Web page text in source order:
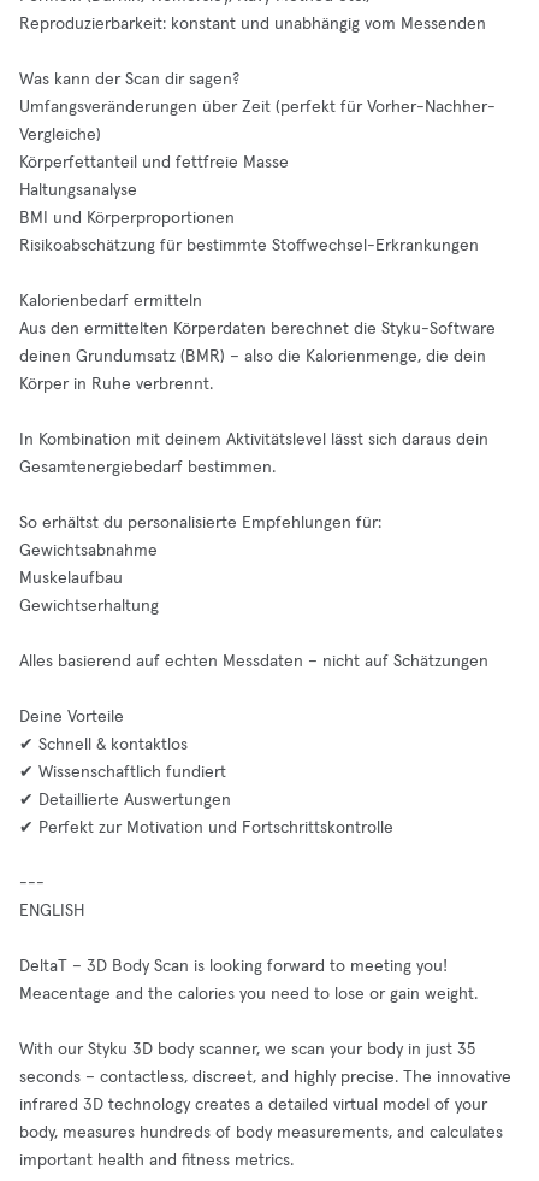
Reproduzierbarkeit: konstant und unabhängig vom Messenden
Was kann der Scan dir sagen?
Umfangsveränderungen über Zeit (perfekt für Vorher-Nachher-
Vergleiche)
Körperfettanteil und fettfreie Masse
Haltungsanalyse
BMI und Körperproportionen
Risikoabschätzung für bestimmte Stoffwechsel-Erkrankungen
Kalorienbedarf ermitteln
Aus den ermittelten Körperdaten berechnet die Styku-Software
deinen Grundumsatz (BMR) – also die Kalorienmenge, die dein
Körper in Ruhe verbrennt.
In Kombination mit deinem Aktivitätslevel lässt sich daraus dein
Gesamtenergiebedarf bestimmen.
So erhältst du personalisierte Empfehlungen für:
Gewichtsabnahme
Muskelaufbau
Gewichtserhaltung
Alles basierend auf echten Messdaten – nicht auf Schätzungen
Deine Vorteile
✔ Schnell & kontaktlos
✔ Wissenschaftlich fundiert
✔ Detaillierte Auswertungen
✔ Perfekt zur Motivation und Fortschrittskontrolle
---
ENGLISH
DeltaT – 3D Body Scan is looking forward to meeting you!
Meacentage and the calories you need to lose or gain weight.
With our Styku 3D body scanner, we scan your body in just 35
seconds – contactless, discreet, and highly precise. The innovative
infrared 3D technology creates a detailed virtual model of your
body, measures hundreds of body measurements, and calculates
important health and fitness metrics.